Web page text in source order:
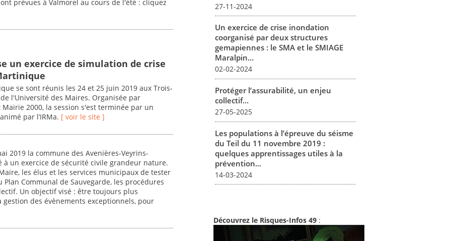
prévues à Valmorel au cours de l'été : cliquez
un exercice de simulation de crise
se sont réunis les 24 et 25 juin 2019 aux Trois-
l'Université des Maires. Organisée par
2000, la session s'est terminée par un
par l’IRMa. [ voir le site ]
2019 la commune des Avenières-Veyrins-
à un exercice de sécurité civile grandeur nature.
les élus et les services municipaux de tester
Communal de Sauvegarde, les procédures
Un objectif visé : être toujours plus
des évènements exceptionnels, pour
27-11-2024
Un exercice de crise inondation
coorganisé par deux structures
gemapiennes : le SMA et le SMIAGE
Maralpin...
02-02-2024
Protéger l’assurabilité, un enjeu
collectif...
27-05-2025
Les populations à l’épreuve du séisme
du Teil du 11 novembre 2019 :
quelques apprentissages utiles à la
prévention...
14-03-2024
Découvrez le Risques-Infos 49 :